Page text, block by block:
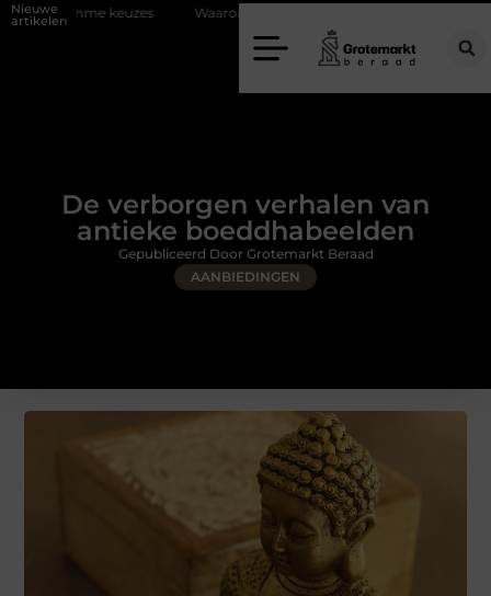
Nieuwe
artikelenWaarom kiezen voor een rijschool in Utrecht?
De verborgen verhalen van
antieke boeddhabeelden
AANBIEDINGEN
Gepubliceerd Door Grotemarkt Beraad